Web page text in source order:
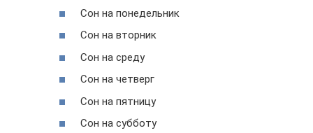
Сон на понедельник
Сон на вторник
Сон на среду
Сон на четверг
Сон на пятницу
Сон на субботу